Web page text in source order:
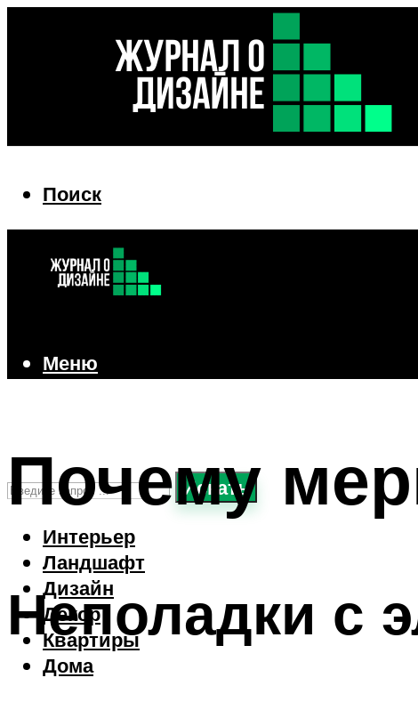
Поиск
Поиск
Искать
Интерьер
Ландшафт
Дизайн
Декор
Квартиры
Дома
Меню
Почему
Неполадки с